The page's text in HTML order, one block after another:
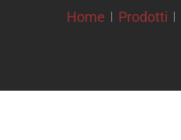
Home Prodotti